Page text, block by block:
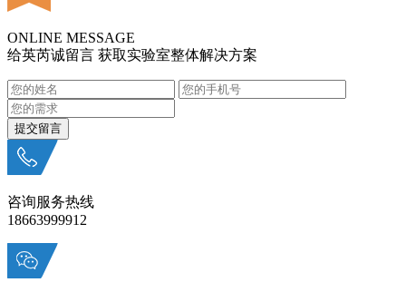
ONLINE MESSAGE
给英芮诚留言 获取实验室整体解决方案
咨询服务热线
18663999912